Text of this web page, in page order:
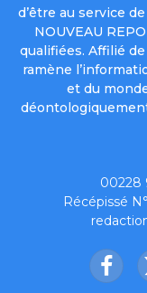
d’être au service
NOUVEAU
qualifiées. Affilié de
ramène
et du
00228
Récépissé